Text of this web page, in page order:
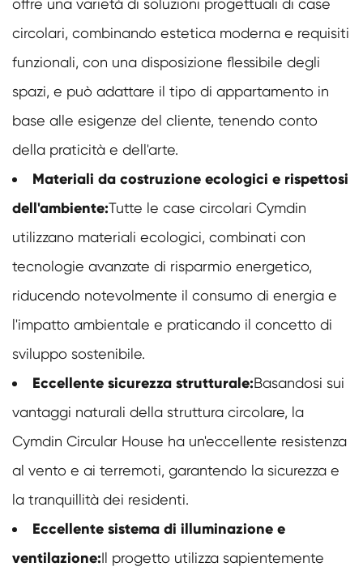
offre una varietà di soluzioni progettuali di case
circolari, combinando estetica moderna e requisiti
funzionali, con una disposizione flessibile degli
spazi, e può adattare il tipo di appartamento in
base alle esigenze del cliente, tenendo conto
della praticità e dell'arte.
Materiali da costruzione ecologici e rispettosi
dell'ambiente:Tutte le case circolari Cymdin
utilizzano materiali ecologici, combinati con
tecnologie avanzate di risparmio energetico,
riducendo notevolmente il consumo di energia e
l'impatto ambientale e praticando il concetto di
sviluppo sostenibile.
Eccellente sicurezza strutturale:Basandosi sui
vantaggi naturali della struttura circolare, la
Cymdin Circular House ha un'eccellente resistenza
al vento e ai terremoti, garantendo la sicurezza e
la tranquillità dei residenti.
Eccellente sistema di illuminazione e
ventilazione:Il progetto utilizza sapientemente